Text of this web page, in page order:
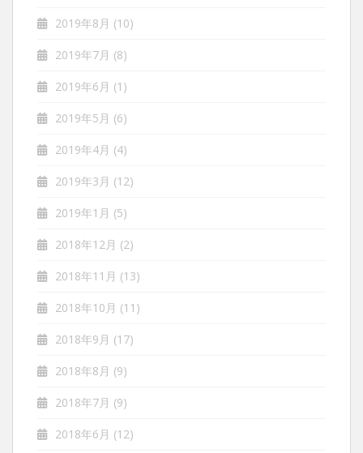
2019年8月 (10)
2019年7月 (8)
2019年6月 (1)
2019年5月 (6)
2019年4月 (4)
2019年3月 (12)
2019年1月 (5)
2018年12月 (2)
2018年11月 (13)
2018年10月 (11)
2018年9月 (17)
2018年8月 (9)
2018年7月 (9)
2018年6月 (12)